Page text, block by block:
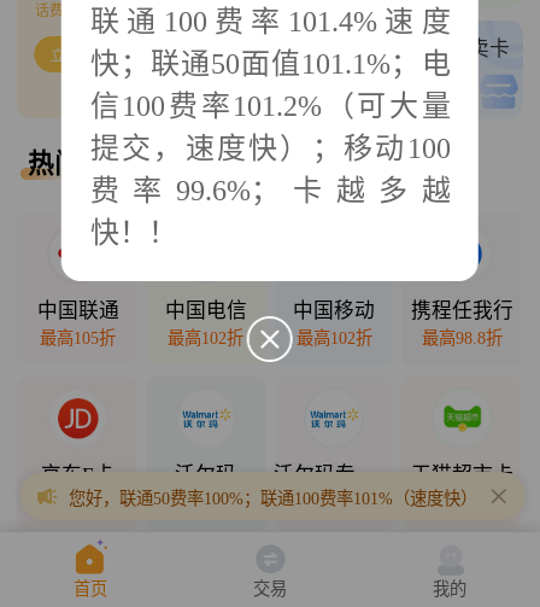
话费帮充724 单可接
权益帮充
0 单可接
买卡/卖卡
低买高卖
热门回收 热门直销
中国联通
最高105折
中国电信
最高102折
中国移动
最高102折
携程任我行
最高98.8折
京东E卡
最高98折
沃尔玛
最高98.5折 最高94.3折
天猫超市卡
最高94.7折
联通100费率101.4%速度
快；联通50面值101.1%；电
信100费率101.2%（可大量
提交，速度快）；移动100
费率99.6%；卡越多越
快！！
2025年10月11日
您好，联通50费率100%；联通100费率101%（速度快）；联通
首页 交易 我的